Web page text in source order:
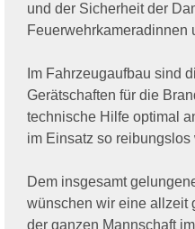
und der Sicherheit der
Feuerwehrkameradinnen
Im Fahrzeugaufbau sind
Gerätschaften für die
technische Hilfe optimal
im Einsatz so
Dem insgesamt
wünschen wir eine allzeit
der ganzen Mannschaft